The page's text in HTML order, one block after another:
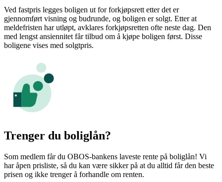
Ved fastpris legges boligen ut for forkjøpsrett etter det er
gjennomført visning og budrunde, og boligen er solgt. Etter at
meldefristen har utløpt, avklares forkjøpsretten ofte neste dag. Den
med lengst ansiennitet får tilbud om å kjøpe boligen først. Disse
boligene vises med solgtpris.
Trenger du boliglån?
Som medlem får du OBOS-bankens laveste rente på boliglån! Vi
har åpen prisliste, så du kan være sikker på at du alltid får den beste
prisen og ikke trenger å forhandle om renten.